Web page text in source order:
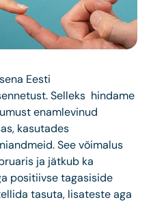
Eesti
Selleks hindame
enamlevinud
kasutades
See võimalus
ja jätkub ka
positiivse tagasiside
tasuta, lisateste aga